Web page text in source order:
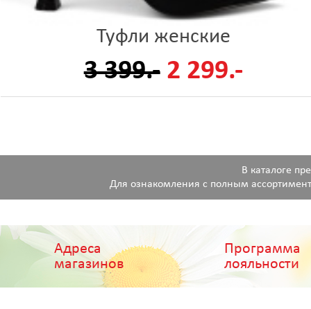
Туфли женские
3 399.- 2 299.-
В каталоге
Для ознакомления с полным
Адреса
магазинов
Программа
лояльности